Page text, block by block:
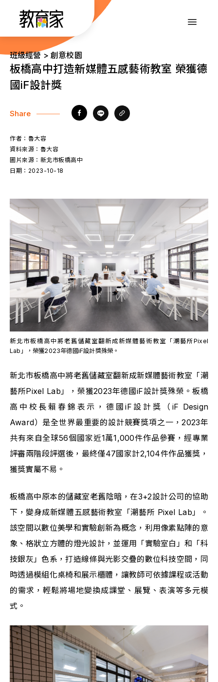
內
::: 班級經營 > 創意校園
板橋高中打造新媒體五感藝術教室 榮獲德
國iF設計獎
Share
作者： 魯大容
資料來源： 魯大容
圖片來源： 新北市板橋高中
日期： 2023-10-18
新北市板橋高中將老舊儲藏室翻新成新媒體藝術教室「潮藝所Pixel
Lab」，榮獲2023年德國iF設計獎殊榮。
新北市板橋高中將老舊儲藏室翻新成新媒體藝術教室「潮
藝所Pixel Lab」，榮獲2023年德國iF設計獎殊榮。板橋
高中校長賴春錦表示，德國iF設計獎（iF Design
Award）是全世界最重要的設計競賽獎項之一，2023年
共有來自全球56個國家近1萬1,000件作品參賽，經專業
評審兩階段評選後，最終僅47國家計2,104件作品獲獎，
獲獎實屬不易。
板橋高中原本的儲藏室老舊陰暗，在3+2設計公司的協助
下，變身成新媒體五感藝術教室「潮藝所 Pixel Lab」。
該空間以數位美學和實驗創新為概念，利用像素點陣的意
象、格狀立方體的燈光設計，並運用「實驗室白」和「科
技銀灰」色系，打造線條與光影交疊的數位科技空間，同
時透過模組化桌椅和展示櫃體，讓教師可依據課程或活動
的需求，輕鬆將場地變換成課堂、展覽、表演等多元模
式。